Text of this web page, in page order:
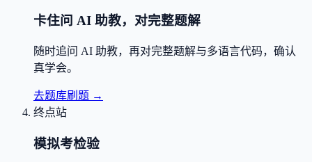
卡住问 AI 助教，对完整题解
随时追问 AI 助教，再对完整题解与多语言代码，确认
真学会。
去题库刷题 →
终点站
模拟考检验